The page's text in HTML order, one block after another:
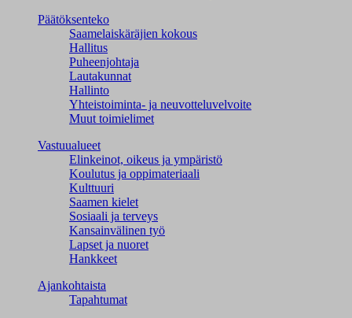
Päätöksenteko
Saamelaiskäräjien kokous
Hallitus
Puheenjohtaja
Lautakunnat
Hallinto
Yhteistoiminta- ja neuvotteluvelvoite
Muut toimielimet
Vastuualueet
Elinkeinot, oikeus ja ympäristö
Koulutus ja oppimateriaali
Kulttuuri
Saamen kielet
Sosiaali ja terveys
Kansainvälinen työ
Lapset ja nuoret
Hankkeet
Ajankohtaista
Tapahtumat